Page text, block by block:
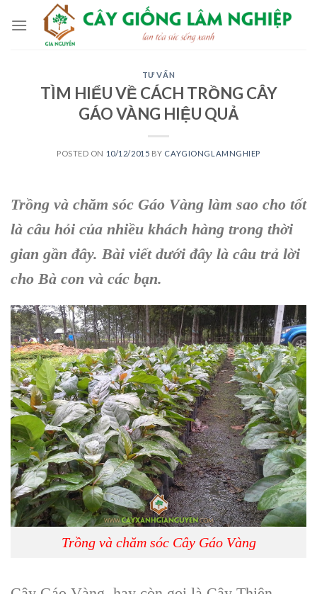
TƯ VẤN
TÌM HIỂU VỀ CÁCH TRỒNG CÂY
GÁO VÀNG HIỆU QUẢ
POSTED ON 10/12/2015 BY CAYGIONGLAMNGHIEP
Trồng và chăm sóc Gáo Vàng làm sao cho tốt
là câu hỏi của nhiều khách hàng trong thời
gian gần đây. Bài viết dưới đây là câu trả lời
cho Bà con và các bạn.
Trồng và chăm sóc Cây Gáo Vàng